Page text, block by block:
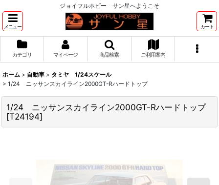
ジョイフルホビー サン星へようこそ
メニュー カート
カテゴリ マイページ 商品検索 ご利用案内
ホーム > 自動車 > タミヤ 1/24スケール
> 1/24 ニッサンスカイライン2000GT-Rハードトップ
1/24 ニッサンスカイライン2000GT-Rハードトップ
[T24194]